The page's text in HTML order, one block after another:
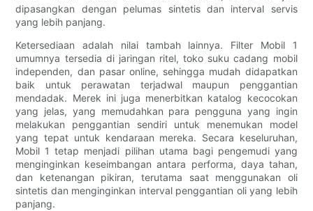
dipasangkan dengan pelumas sintetis dan interval servis
yang lebih panjang.
Ketersediaan adalah nilai tambah lainnya. Filter Mobil 1
umumnya tersedia di jaringan ritel, toko suku cadang mobil
independen, dan pasar online, sehingga mudah didapatkan
baik untuk perawatan terjadwal maupun penggantian
mendadak. Merek ini juga menerbitkan katalog kecocokan
yang jelas, yang memudahkan para pengguna yang ingin
melakukan penggantian sendiri untuk menemukan model
yang tepat untuk kendaraan mereka. Secara keseluruhan,
Mobil 1 tetap menjadi pilihan utama bagi pengemudi yang
menginginkan keseimbangan antara performa, daya tahan,
dan ketenangan pikiran, terutama saat menggunakan oli
sintetis dan menginginkan interval penggantian oli yang lebih
panjang.